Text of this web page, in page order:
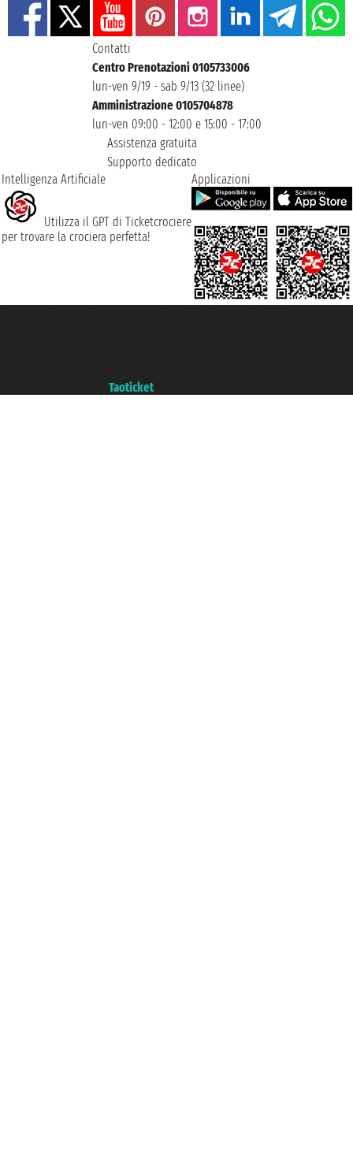
Contatti
Centro Prenotazioni 0105733006
lun-ven 9/19 - sab 9/13 (32 linee)
Amministrazione 0105704878
lun-ven 09:00 - 12:00 e 15:00 - 17:00
Assistenza gratuita
Supporto dedicato
Intelligenza Artificiale
Utilizza il GPT di Ticketcrociere
per trovare la crociera perfetta!
Applicazioni
Taoticket